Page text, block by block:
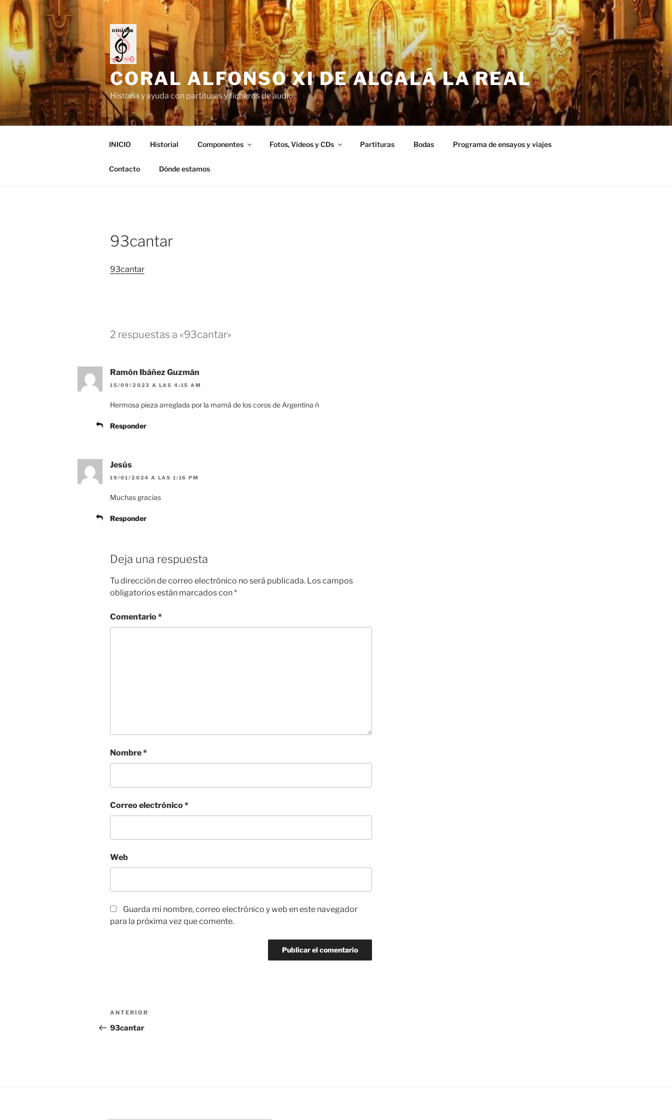
Saltar
contenido
CORAL ALFONSO XI DE ALCALÁ LA REAL
Historia y ayuda con partituras y ficheros de audio.
INICIO Historial Componentes Fotos, Vídeos y CDs Partituras Bodas Programa de ensayos y viajes
Contacto Dónde estamos
93cantar
93cantar
2 respuestas a «93cantar»
Ramón Ibáñez Guzmán
15/09/2023 A LAS 4:15 AM
Hermosa pieza arreglada por la mamá de los coros de Argentina ñ
Responder
Jesús
19/01/2024 A LAS 1:16 PM
Muchas gracias
Responder
Deja una respuesta
Tu dirección de correo electrónico no será publicada. Los campos
obligatorios están marcados con*
Comentario*
Nombre*
Correo electrónico*
Web
Guarda mi nombre, correo electrónico y web en este navegador
para la próxima vez que comente.
Navegación
de
Entrada
anterior:
ANTERIOR
93cantar